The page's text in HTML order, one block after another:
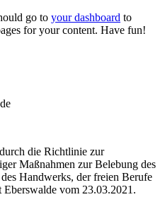
go to your dashboard to
for your content. Have fun!
die Richtlinie zur
Maßnahmen zur Belebung des
Handwerks, der freien Berufe
Eberswalde vom 23.03.2021.